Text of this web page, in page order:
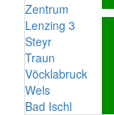
Zentrum
Lenzing 3
Steyr
Traun
Vöcklabruck
Wels
Bad Ischl